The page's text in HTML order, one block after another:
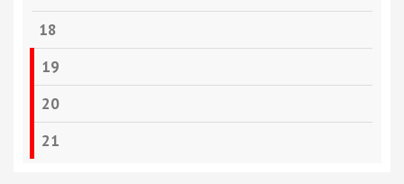
18
19
20
21